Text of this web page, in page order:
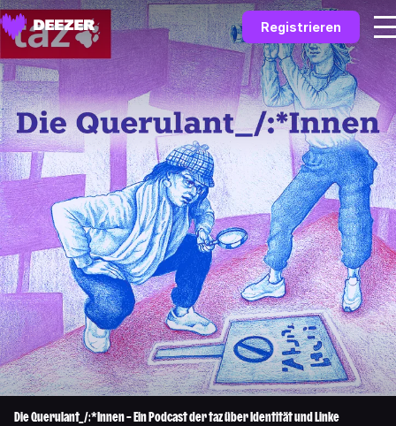
Registrieren
Die Querulant_/:*Innen – Ein Podcast der taz über Identität und Linke